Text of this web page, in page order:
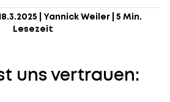
Yannick Weiler| 5 Min.
Lesezeit
uns vertrauen: